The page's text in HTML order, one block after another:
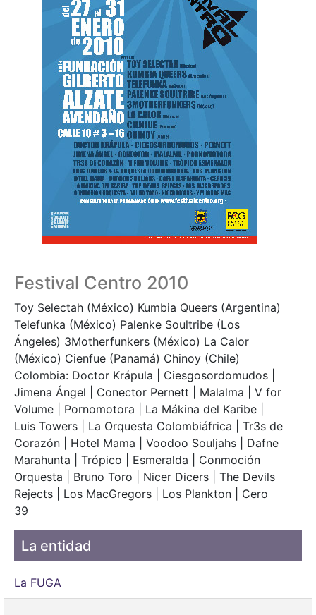
La entidad
La FUGA
Festival Centro 2010
Toy Selectah (México) Kumbia Queers (Argentina)
Telefunka (México) Palenke Soultribe (Los
Ángeles) 3Motherfunkers (México) La Calor
(México) Cienfue (Panamá) Chinoy (Chile)
Colombia: Doctor Krápula | Ciesgosordomudos |
Jimena Ángel | Conector Pernett | Malalma | V for
Volume | Pornomotora | La Mákina del Karibe |
Luis Towers | La Orquesta Colombiáfrica | Tr3s de
Corazón | Hotel Mama | Voodoo Souljahs | Dafne
Marahunta | Trópico | Esmeralda | Conmoción
Orquesta | Bruno Toro | Nicer Dicers | The Devils
Rejects | Los MacGregors | Los Plankton | Cero
39